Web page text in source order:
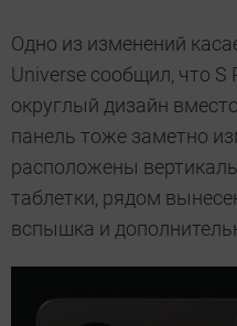
Одно из изменений
Universe сообщил, что S
округлый дизайн
панель тоже заметно
расположены
таблетки, рядом
вспышка и